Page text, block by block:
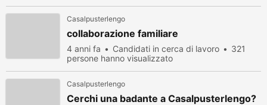
Casalpusterlengo
collaborazione familiare
4 anni fa Candidati in cerca di lavoro
321
persone hanno visualizzato
Casalpusterlengo
Cerchi una badante a Casalpusterlengo?